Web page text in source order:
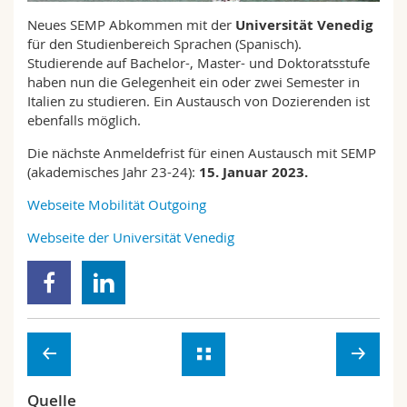
Interfakultär
Doktorierende
Vorlesungsverzeichnis
MyUnifr
Neues SEMP Abkommen mit der Universität Venedig
für den Studienbereich Sprachen (Spanisch).
Studierende auf Bachelor-, Master- und Doktoratsstufe
haben nun die Gelegenheit ein oder zwei Semester in
Italien zu studieren. Ein Austausch von Dozierenden ist
ebenfalls möglich.
Die nächste Anmeldefrist für einen Austausch mit SEMP
(akademisches Jahr 23-24): 15. Januar 2023.
Webseite Mobilität Outgoing
Webseite der Universität Venedig
Quelle